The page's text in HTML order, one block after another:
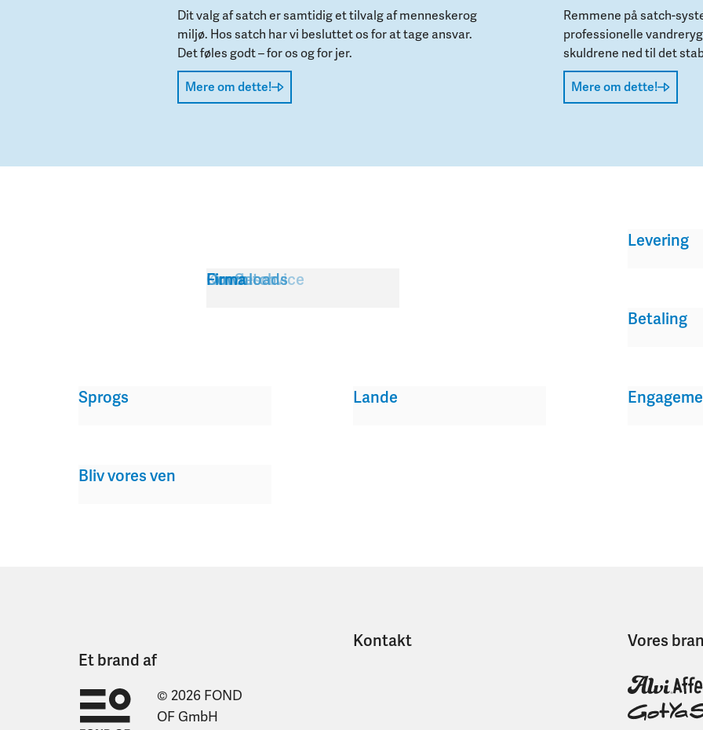
Dit valg af satch er samtidig et tilvalg af menneskerog
miljø. Hos satch har vi besluttet os for at tage ansvar.
Det føles godt – for os og for jer.
Mere om dette!
Remmene på satch-
professionelle
skuldrene ned til det
Mere om dette!
Kundeservice
Om Satch
Downloads
Firma
Levering
Betaling
Bliv vores ven
Sprogs Lande
Et brand af
© 2026 FOND
OF GmbH
Kontakt Vores